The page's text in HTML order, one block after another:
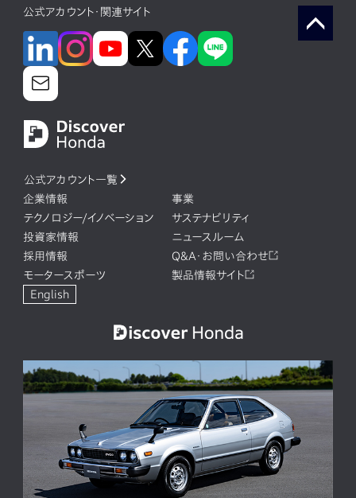
公式アカウント・関連サイト
公式アカウント一覧
企業情報
事業
テクノロジー/イノベーション
サステナビリティ
投資家情報
ニュースルーム
採用情報
Q&A・お問い合わせ
モータースポーツ
製品情報サイト
English